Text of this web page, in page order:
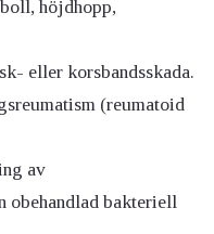
höjdhopp,
eller korsbandsskada.
(reumatoid
av
obehandlad bakteriell